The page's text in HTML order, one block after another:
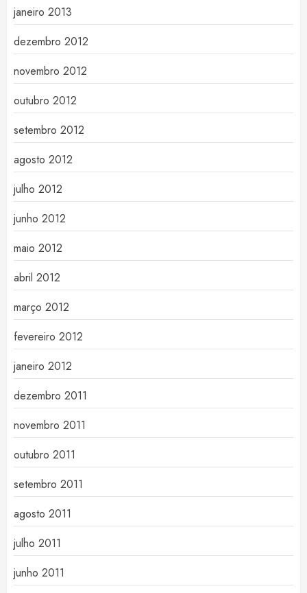
janeiro 2013
dezembro 2012
novembro 2012
outubro 2012
setembro 2012
agosto 2012
julho 2012
junho 2012
maio 2012
abril 2012
março 2012
fevereiro 2012
janeiro 2012
dezembro 2011
novembro 2011
outubro 2011
setembro 2011
agosto 2011
julho 2011
junho 2011